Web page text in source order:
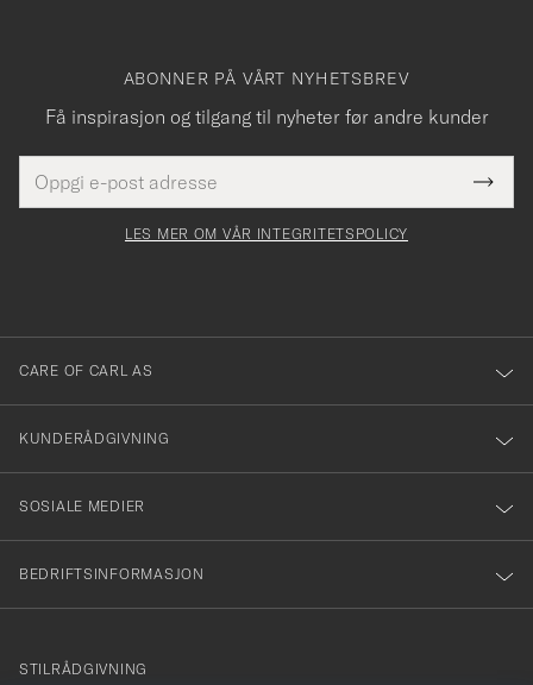
ABONNER PÅ VÅRT NYHETSBREV
Få inspirasjon og tilgang til nyheter før andre kunder
postadresse
felt
Tack
för
dig
till
vårt
nyhetsbrev!
LES MER OM VÅR INTEGRITETSPOLICY
CARE OF CARL AS
KUNDERÅDGIVNING
SOSIALE MEDIER
BEDRIFTSINFORMASJON
info@careofcarl.no
STILRÅDGIVNING